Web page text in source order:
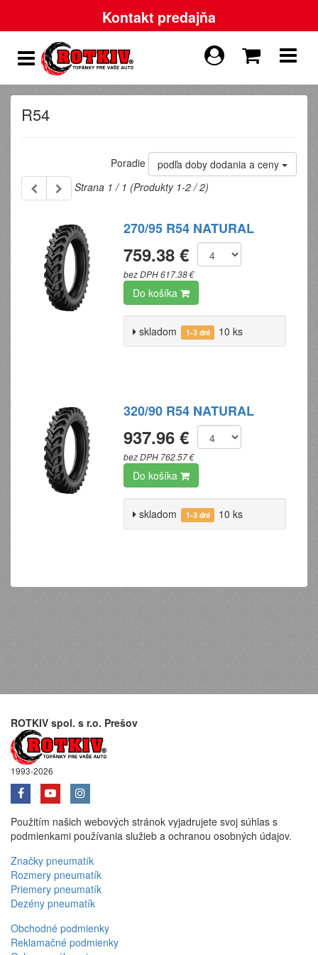
Kontakt predajňa
R54
Poradie
podľa doby dodania a ceny
Strana 1 / 1 (Produkty 1-2 / 2)
270/95 R54 NATURAL
759.38 €
bez DPH 617.38 €
Do košíka
skladom 1-3 dni 10 ks
320/90 R54 NATURAL
937.96 €
bez DPH 762.57 €
Do košíka
skladom 1-3 dni 10 ks
ROTKIV spol. s r.o. Prešov
1993-2026
Použitím našich webových stránok vyjadrujete svoj súhlas s
podmienkami používania služieb a ochranou osobných údajov.
Značky pneumatík
Rozmery pneumatík
Priemery pneumatík
Dezény pneumatík
Obchodné podmienky
Reklamačné podmienky